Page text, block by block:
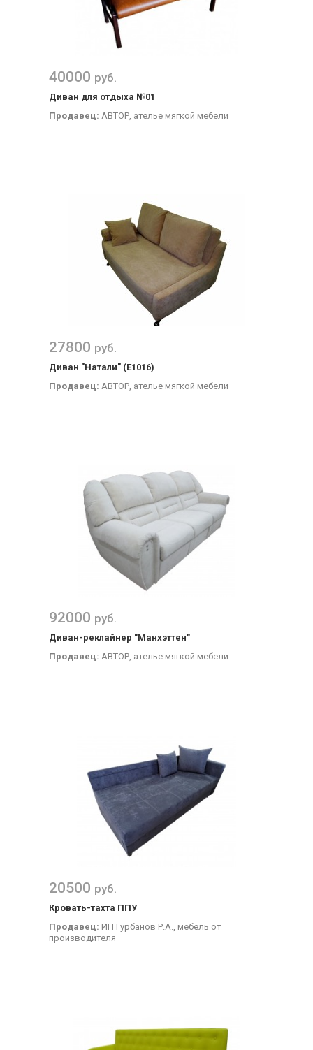
40000 руб.
Диван для отдыха №01
Продавец: АВТОР, ателье мягкой мебели
27800 руб.
Диван "Натали" (Е1016)
Продавец: АВТОР, ателье мягкой мебели
92000 руб.
Диван-реклайнер "Манхэттен"
Продавец: АВТОР, ателье мягкой мебели
20500 руб.
Кровать-тахта ППУ
Продавец: ИП Гурбанов Р.А., мебель от
производителя